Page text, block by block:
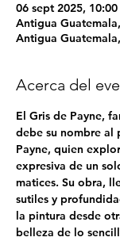
06 sept 2025,
Antigua
Antigua
Acerca del
El Gris de Payne,
debe su nombre
Payne, quien
expresiva de un
matices. Su obra,
sutiles y
la pintura desde
belleza de lo